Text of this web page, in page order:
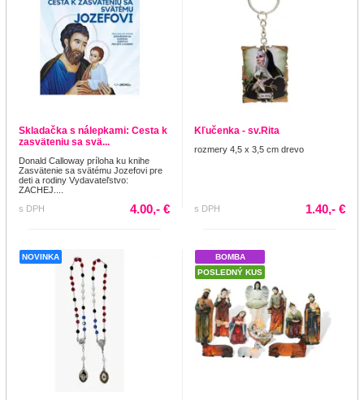
Skladačka s nálepkami: Cesta k
zasväteniu sa svä...
Donald Calloway príloha ku knihe
Zasvätenie sa svätému Jozefovi pre
deti a rodiny Vydavateľstvo:
ZACHEJ....
s DPH
4.00,- €
Kľučenka - sv.Rita
rozmery 4,5 x 3,5 cm drevo
s DPH 1.40,- €
NOVINKA
BOMBA
POSLEDNÝ KUS